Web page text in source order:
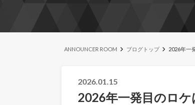
ANNOUNCER ROOM ブログトップ 2026年一
2026.01.15
2026年一発目のロケ